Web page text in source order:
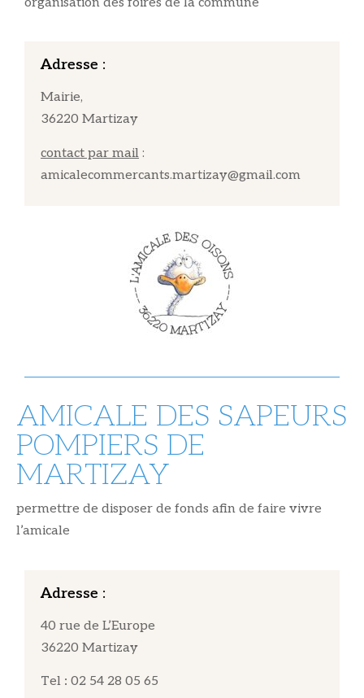
Adresse :
Mairie,
36220 Martizay
contact par mail :
amicalecommercants.martizay@gmail.com
AMICALE DES SAPEURS
POMPIERS DE
MARTIZAY
permettre de disposer de fonds afin de faire vivre
l’amicale
Adresse :
40 rue de L’Europe
36220 Martizay
Tel : 02 54 28 05 65